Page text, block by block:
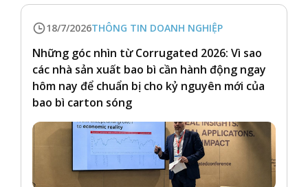
18/7/2026THÔNG TIN DOANH NGHIỆP
Những góc nhìn từ Corrugated 2026: Vì sao
các nhà sản xuất bao bì cần hành động ngay
hôm nay để chuẩn bị cho kỷ nguyên mới của
bao bì carton sóng